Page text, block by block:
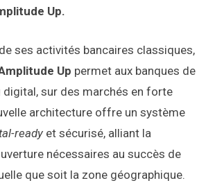
Up.
ses activités bancaires classiques,
Up permet aux banques de
digital, sur des marchés en forte
architecture offre un système
ready et sécurisé, alliant la
nécessaires au succès de
que soit la zone géographique.